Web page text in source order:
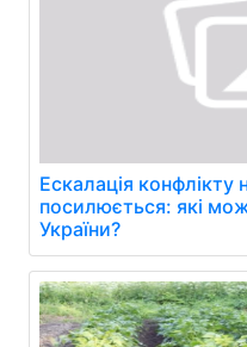
Ескалація
посилюється: які
України?